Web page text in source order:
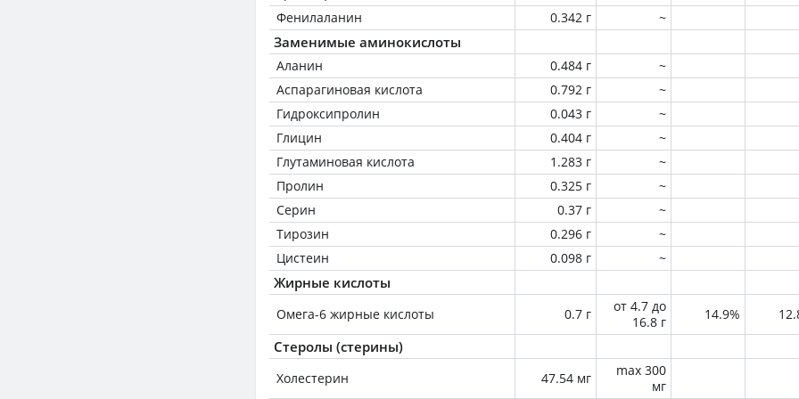
Фенилаланин
0.342 г ~
Заменимые аминокислоты
Аланин 0.484 г
~
Аспарагиновая кислота
0.792 г
~
Гидроксипролин
0.043 г
~
Глицин
0.404 г
~
Глутаминовая кислота
1.283 г
~
Пролин
0.325 г
~
Серин
0.37 г
~
Тирозин
0.296 г
~
Цистеин
0.098 г ~
Жирные кислоты
Омега-6 жирные кислоты 0.7 г
от 4.7 до
16.8 г
14.9%
Стеролы (стерины)
Холестерин 47.54 мг
max 300
мг